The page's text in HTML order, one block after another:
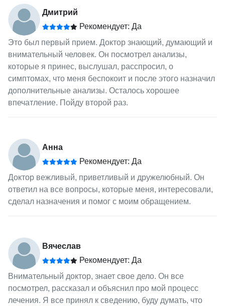
Дмитрий
Рекомендует: Да
Это был первый прием. Доктор знающий, думающий и
внимательный человек. Он посмотрел анализы,
которые я принес, выслушал, расспросил, о
симптомах, что меня беспокоит и после этого назначил
дополнительные анализы. Осталось хорошее
впечатление. Пойду второй раз.
Анна
Рекомендует: Да
Доктор вежливый, приветливый и дружелюбный. Он
ответил на все вопросы, которые меня, интересовали,
сделал назначения и помог с моим обращением.
Вячеслав
Рекомендует: Да
Внимательный доктор, знает свое дело. Он все
посмотрел, рассказал и объяснил про мой процесс
лечения. Я все принял к сведению, буду думать, что